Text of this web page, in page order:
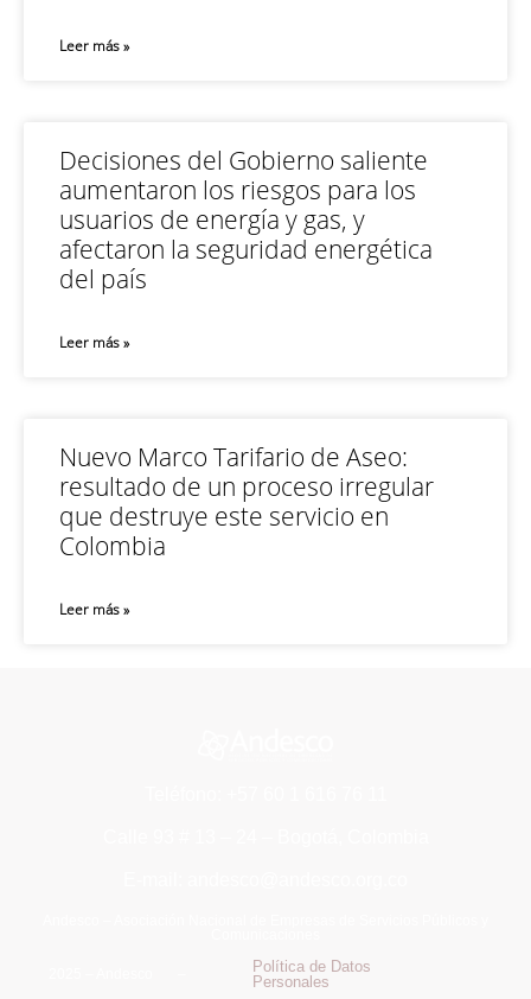
Leer más »
Decisiones del Gobierno saliente
aumentaron los riesgos para los
usuarios de energía y gas, y
afectaron la seguridad energética
del país
Leer más »
Nuevo Marco Tarifario de Aseo:
resultado de un proceso irregular
que destruye este servicio en
Colombia
Leer más »
Política de Datos
Personales